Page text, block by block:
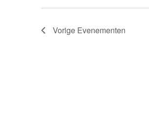
Vorige Evenementen